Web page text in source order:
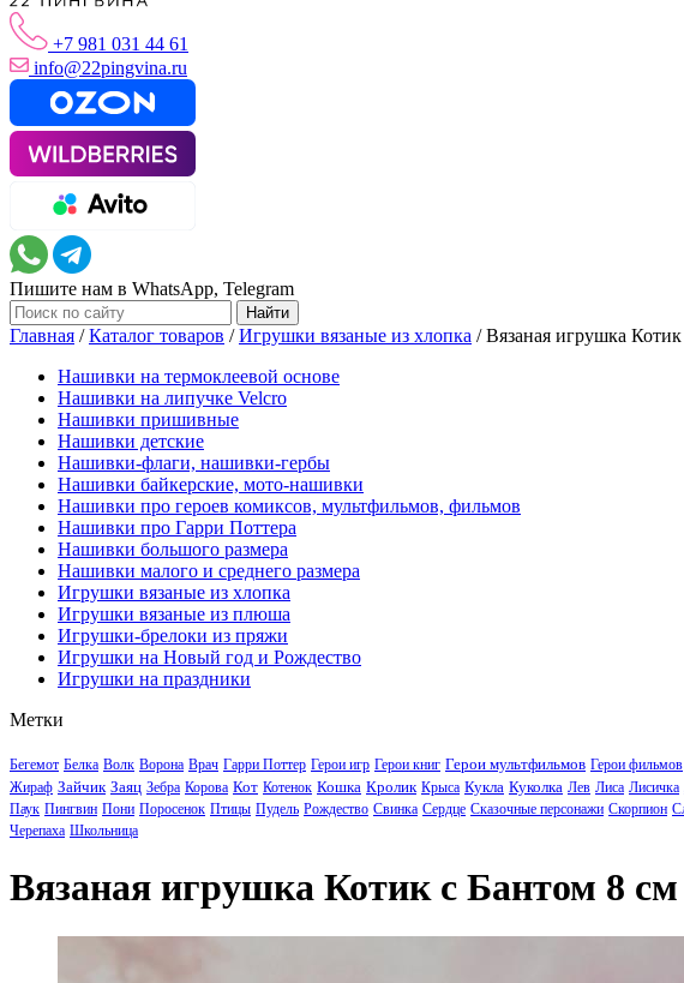
+7 981 031 44 61
info@22pingvina.ru
Пишите нам в WhatsApp, Telegram
Главная /Каталог товаров /Игрушки вязаные из хлопка /Вязаная игрушка
Нашивки на термоклеевой основе
Нашивки на липучке Velcro
Нашивки пришивные
Нашивки детские
Нашивки-флаги, нашивки-гербы
Нашивки байкерские, мото-нашивки
Нашивки про героев комиксов, мультфильмов, фильмов
Нашивки про Гарри Поттера
Нашивки большого размера
Нашивки малого и среднего размера
Игрушки вязаные из хлопка
Игрушки вязаные из плюша
Игрушки-брелоки из пряжи
Игрушки на Новый год и Рождество
Игрушки на праздники
Метки
Бегемот Белка Волк Ворона Врач Гарри Поттер Герои игр Герои книг Герои мультфильмов Герои фильмов
Жираф Зайчик Заяц Зебра Корова Кот Котенок Кошка Кролик Крыса Кукла Куколка Лев Лиса Лисичка
Паук Пингвин Пони Поросенок Птицы Пудель Рождество Свинка Сердце Сказочные персонажи Скорпион
Черепаха Школьница
Вязаная игрушка Котик с Бантом 8 см